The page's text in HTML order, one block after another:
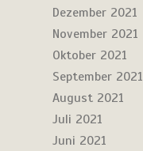
Dezember 2021
November 2021
Oktober 2021
September 2021
August 2021
Juli 2021
Juni 2021